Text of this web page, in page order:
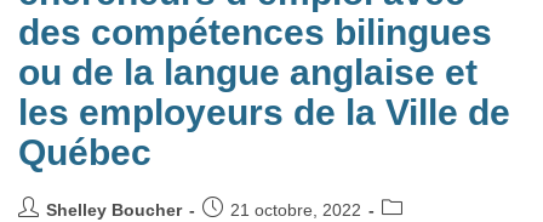
des compétences bilingues
ou de la langue anglaise et
les employeurs de la Ville de
Québec
Shelley Boucher 21 octobre, 2022